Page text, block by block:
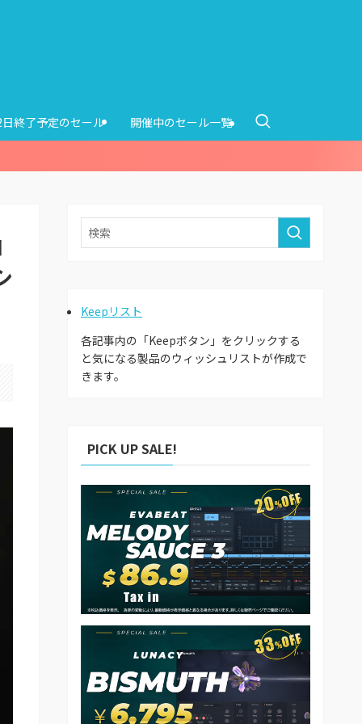
終了予定のセール 開催中のセール一覧
Keepリスト
各記事内の「Keepボタン」をクリックする
と気になる製品のウィッシュリストが作成で
きます。
PICK UP SALE!